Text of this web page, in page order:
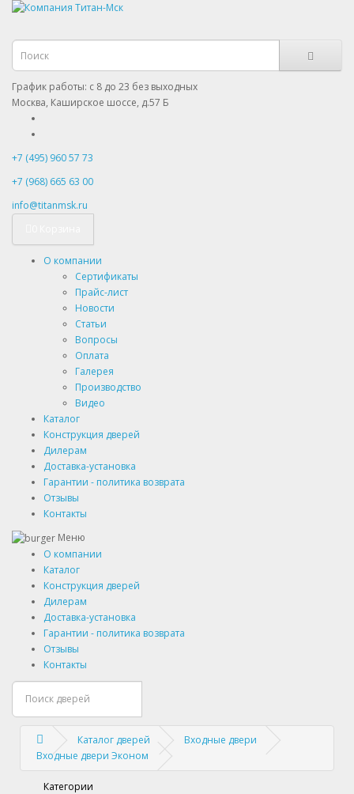
График работы: с 8 до 23 без выходных
Москва, Каширское шоссе, д.57 Б
+7 (495) 960 57 73
+7 (968) 665 63 00
info@titanmsk.ru
О компании
Сертификаты
Прайс-лист
Новости
Статьи
Вопросы
Оплата
Галерея
Производство
Видео
Каталог
Конструкция дверей
Дилерам
Доставка-установка
Гарантии - политика возврата
Отзывы
Контакты
Меню
О компании
Каталог
Конструкция дверей
Дилерам
Доставка-установка
Гарантии - политика возврата
Отзывы
Контакты
Каталог дверей
Входные двери
Входные двери Эконом
Категории